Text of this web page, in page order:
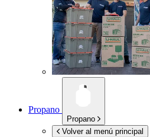
Propano
Propano
Volver al menú principal